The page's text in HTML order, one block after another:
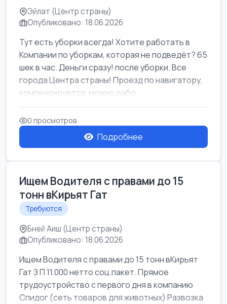
Эйлат (Центр страны)
Опубликовано: 18.06.2026
Тут есть уборки всегда! Хотите работать в
Компании по уборкам, которая не подведёт? 65
шек в час. Деньги сразу! после уборки. Все
города Центра страны! Проезд по навигатору,
компенсируется. можно рабо...
0 просмотров
Подробнее
Ищем Водителя с правами до 15
тонн вКирьят Гат
Требуются
Бней Аиш (Центр страны)
Опубликовано: 18.06.2026
Ищем Водителя с правами до 15 тонн вКирьят
Гат З П 11.000 нетто соц.пакет. Прямое
трудоустройство с первого дня в компанию
Спидог (сеть товаров для животных) Развозка